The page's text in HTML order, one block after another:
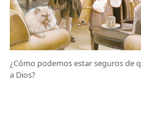
¿Cómo podemos estar seguros de
a Dios?